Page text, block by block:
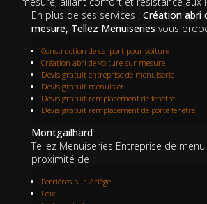
En plus de ses services : Création abri
mesure, Tellez Menuiseries vous
Construction de carport pour voiture
Création abri de voiture sur mesure
Devis gratuit entreprise de menuiserie
Devis gratuit menuisier
Devis gratuit remplacement de fenêtre
Devis gratuit remplacement de porte fenêtre
Montgailhard
Tellez Menuiseries Entreprise de
proximité de :
Ferrières-sur-Ariège
Foix